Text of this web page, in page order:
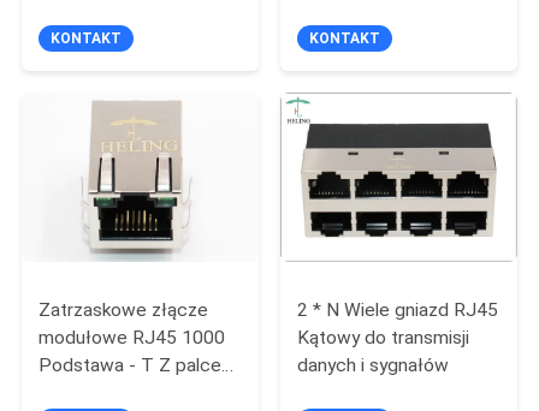
KONTAKT
diodą LED
KONTAKT
Zatrzaskowe złącze
modułowe RJ45 1000
Podstawa - T Z palcem
2 * N Wiele gniazd RJ45
Kątowy do transmisji
danych i sygnałów